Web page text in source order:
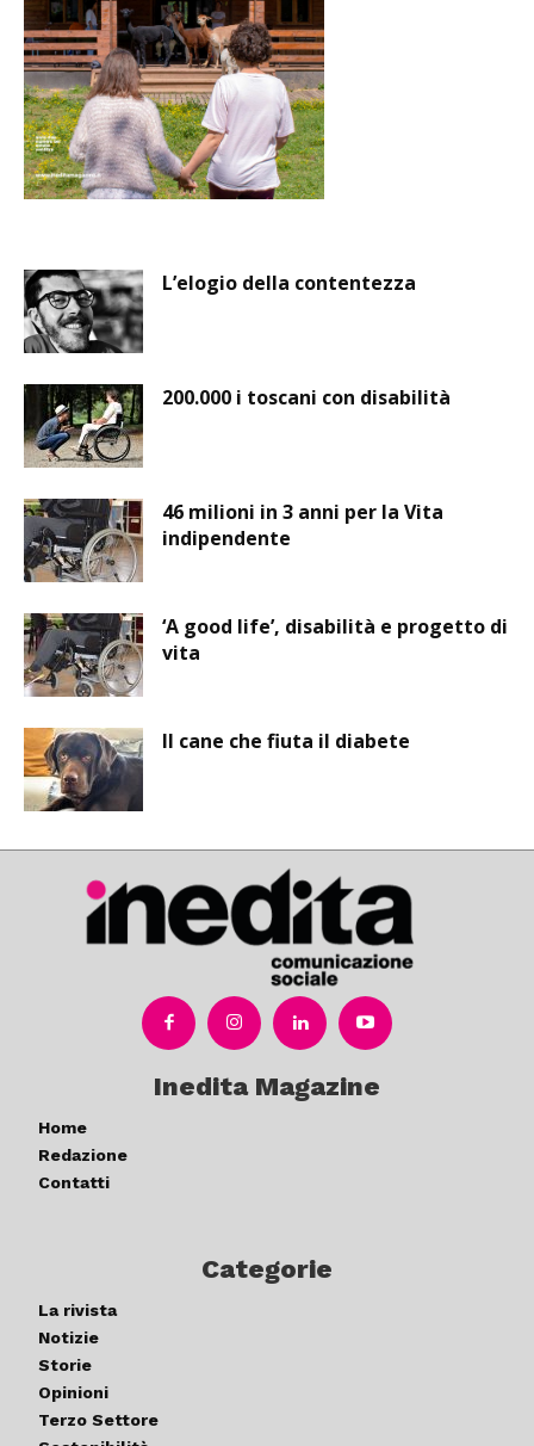
L’elogio della contentezza
200.000 i toscani con disabilità
46 milioni in 3 anni per la Vita
indipendente
‘A good life’, disabilità e progetto di
vita
Il cane che fiuta il diabete
Inedita Magazine
Home
Redazione
Contatti
Categorie
La rivista
Notizie
Storie
Opinioni
Terzo Settore